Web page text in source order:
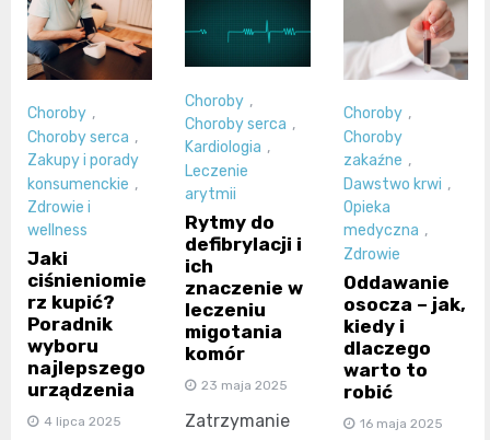
Choroby ,
Choroby serca ,
Zakupy i porady
konsumenckie ,
Zdrowie i
wellness
Jaki
ciśnieniomie
rz kupić?
Poradnik
wyboru
najlepszego
urządzenia
4 lipca 2025
Choroby ,
Choroby serca ,
Kardiologia ,
Leczenie
arytmii
Rytmy do
defibrylacji i
ich
znaczenie w
leczeniu
migotania
komór
23 maja 2025
Zatrzymanie
Choroby ,
Choroby
zakaźne ,
Dawstwo krwi ,
Opieka
medyczna ,
Zdrowie
Oddawanie
osocza – jak,
kiedy i
dlaczego
warto to
robić
16 maja 2025